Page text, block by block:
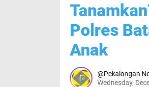
Polres
Anak
Pekalongan
Wednesday,